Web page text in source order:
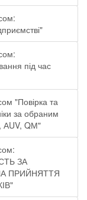
під час
"Повірка та
за обраним
АUV, QМ"
ЗА
ПРИЙНЯТТЯ